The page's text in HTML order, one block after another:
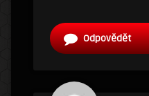
Odpovědět